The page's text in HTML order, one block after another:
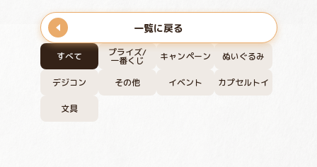
すべて プライズ/
一番くじ キャンペーン ぬいぐるみ
デジコン その他 イベント カプセルトイ
文具
一覧に戻る